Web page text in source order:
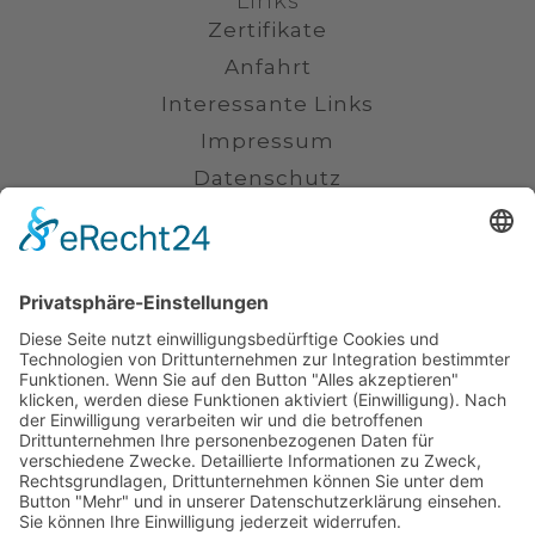
Zertifikate
Anfahrt
Interessante Links
Impressum
Datenschutz
info@kanzlei-smannheim.de
Uhlandstraße 16, 70182 Stuttgart